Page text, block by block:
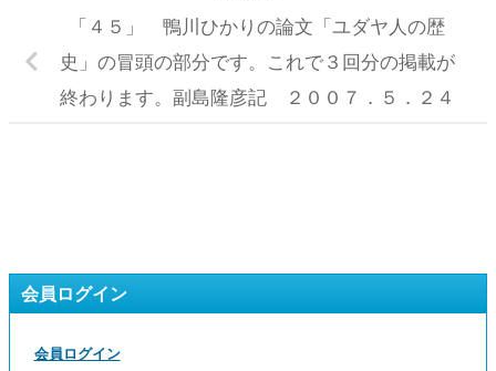
「４５」 鴨川ひかりの論文「ユダヤ人の歴
史」の冒頭の部分です。これで３回分の掲載が
終わります。副島隆彦記 ２００７．５．２４
会員ログイン
会員ログイン